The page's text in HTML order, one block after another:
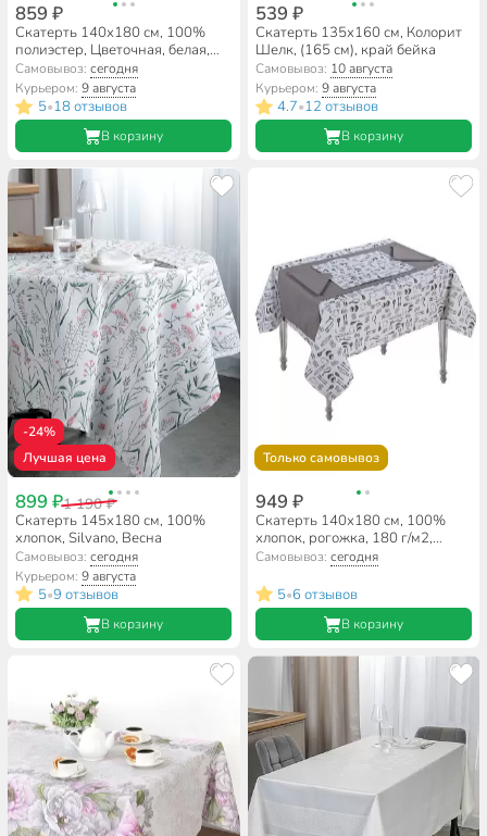
859 ₽
Скатерть 140х180 см, 100%
полиэстер, Цветочная, белая,
Y261
Самовывоз:сегодня
Курьером:9 августа
5•18 отзывов
В корзину
539 ₽
Скатерть 135х160 см, Колорит
Шелк, (165 см), край бейка
Самовывоз: 10 августа
Курьером: 9 августа
4.7•12 отзывов
В корзину
-24%
Лучшая цена
899 ₽1 190 ₽
Скатерть 145х180 см, 100%
хлопок, Silvano, Весна
Самовывоз:сегодня
Курьером:9 августа
5•9 отзывов
В корзину
Только самовывоз
949 ₽
Скатерть 140х180 см, 100%
хлопок, рогожка, 180 г/м2,
Guten Morgen, Лофт, СР-
Лф-140-180
Самовывоз: сегодня
5•6 отзывов
В корзину